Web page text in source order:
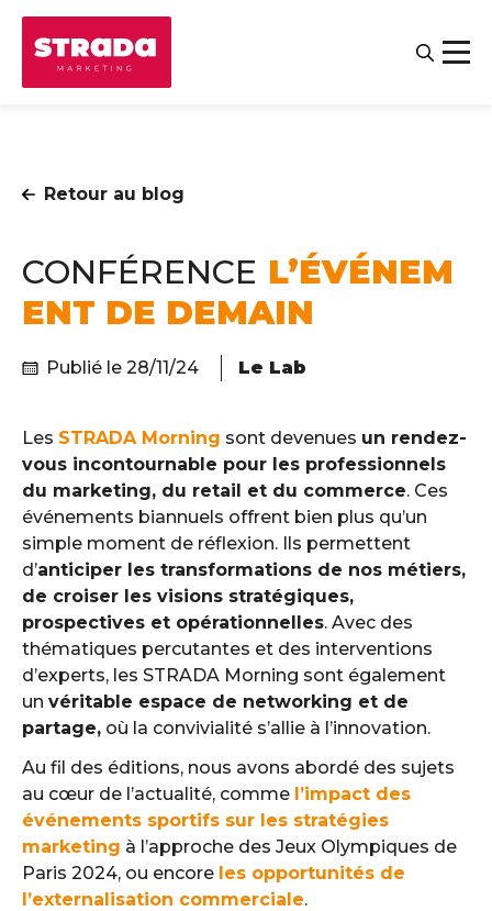
Contact
Retour au blog
CONFÉRENCE L’ÉVÉNEM
ENT DE DEMAIN
Publié le 28/11/24 Le Lab
Les STRADA Morning sont devenues un rendez-
vous incontournable pour les professionnels
du marketing, du retail et du commerce. Ces
événements biannuels offrent bien plus qu’un
simple moment de réflexion. Ils permettent
d’anticiper les transformations de nos métiers,
de croiser les visions stratégiques,
prospectives et opérationnelles. Avec des
thématiques percutantes et des interventions
d’experts, les STRADA Morning sont également
un véritable espace de networking et de
partage, où la convivialité s’allie à l’innovation.
Au fil des éditions, nous avons abordé des sujets
au cœur de l’actualité, comme l’impact des
événements sportifs sur les stratégies
marketing à l’approche des Jeux Olympiques de
Paris 2024, ou encore les opportunités de
l’externalisation commerciale.